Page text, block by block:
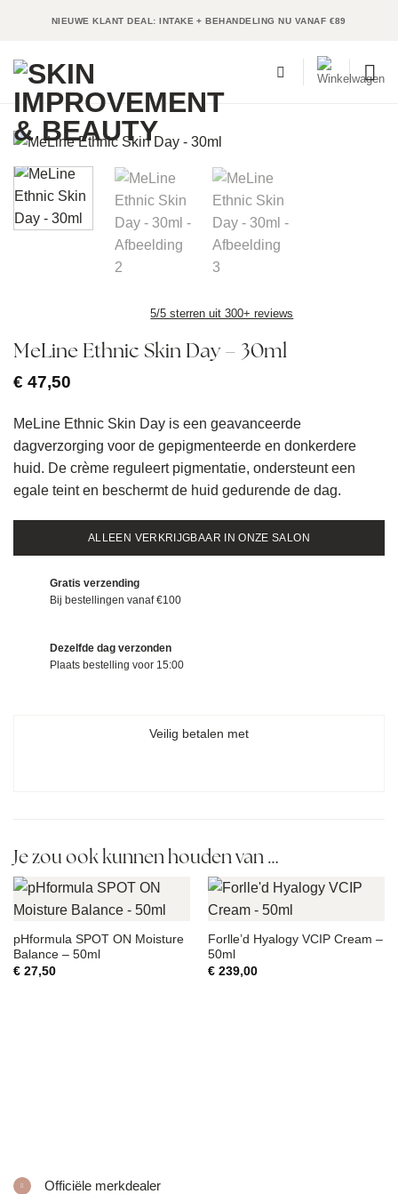
NIEUWE KLANT DEAL: INTAKE + BEHANDELING NU VANAF €89
5/5 sterren uit 300+ reviews
MeLine Ethnic Skin Day – 30ml
€ 47,50
MeLine Ethnic Skin Day is een geavanceerde
dagverzorging voor de gepigmenteerde en donkerdere
huid. De crème reguleert pigmentatie, ondersteunt een
egale teint en beschermt de huid gedurende de dag.
ALLEEN VERKRIJGBAAR IN ONZE SALON
Gratis verzending
Bij bestellingen vanaf €100
Dezelfde dag verzonden
Plaats bestelling voor 15:00
Veilig betalen met
Je zou ook kunnen houden van …
pHformula SPOT ON Moisture
Balance – 50ml
€27,50
Forlle’d Hyalogy VCIP Cream –
50ml
€239,00
Officiële merkdealer